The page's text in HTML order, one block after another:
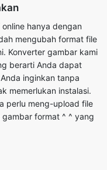
berarti Anda dapat
inginkan tanpa
memerlukan instalasi.
perlu meng-upload file
format ^ ^ yang